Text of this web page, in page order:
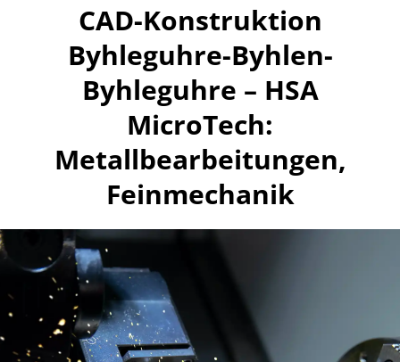
CAD-Konstruktion
Byhleguhre-Byhlen-
Byhleguhre – HSA
MicroTech:
Metallbearbeitungen,
Feinmechanik